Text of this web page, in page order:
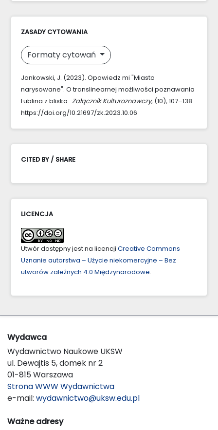
ZASADY CYTOWANIA
Formaty cytowań
Jankowski, J. (2023). Opowiedz mi "Miasto
narysowane". O translinearnej możliwości poznawania
Lublina z bliska . Załącznik Kulturoznawczy, (10), 107–138.
https://doi.org/10.21697/zk.2023.10.06
CITED BY / SHARE
LICENCJA
Utwór dostępny jest na licencji Creative Commons
Uznanie autorstwa – Użycie niekomercyjne – Bez
utworów zależnych 4.0 Międzynarodowe.
Wydawca
Wydawnictwo Naukowe UKSW
ul. Dewajtis 5, domek nr 2
01-815 Warszawa
Strona WWW Wydawnictwa
e-mail: wydawnictwo@uksw.edu.pl
Ważne adresy